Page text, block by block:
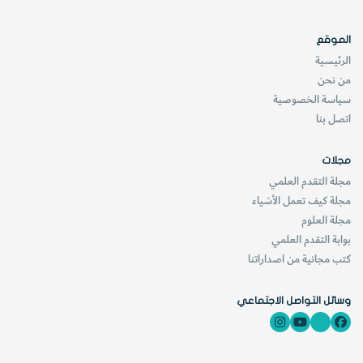
الموقع
الرئيسية
من نحن
سياسة الخصوصية
اتصل بنا
مجلات
مجلة التقدم العلمي
مجلة كيف تعمل الأشياء
مجلة العلوم
بوابة التقدم العلمي
كتب مجانية من اصداراتنا
وسائل التواصل الاجتماعي